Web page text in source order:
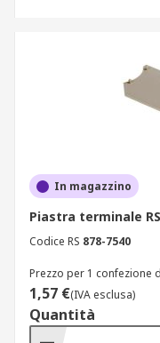
In magazzino
Piastra terminale RS
Codice RS 878-7540
Prezzo per 1 confezione
1,57 €(IVA esclusa)
Quantità